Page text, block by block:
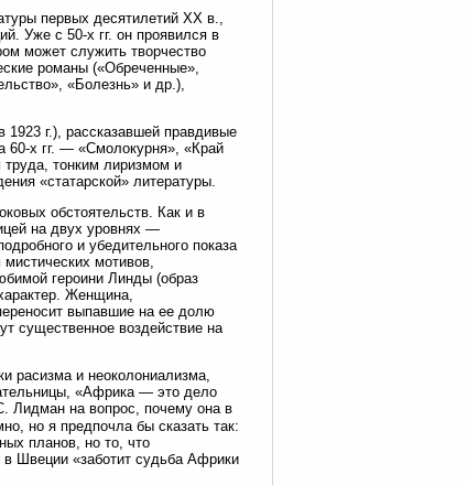
первых десятилетий XX в.,
Уже с 50-х гг. он проявился в
может служить творчество
романы («Обреченные»,
«Болезнь» и др.),
г.), рассказавшей правдивые
60-х гг. — «Смолокурня», «Край
тонким лиризмом и
«статарской» литературы.
обстоятельств. Как и в
на двух уровнях —
и убедительного показа
мотивов,
героини Линды (образ
Женщина,
выпавшие на ее долю
существенное воздействие на
расизма и неоколониализма,
«Африка — это дело
Лидман на вопрос, почему она в
но я предпочла бы сказать так:
планов, но то, что
Швеции «заботит судьба Африки